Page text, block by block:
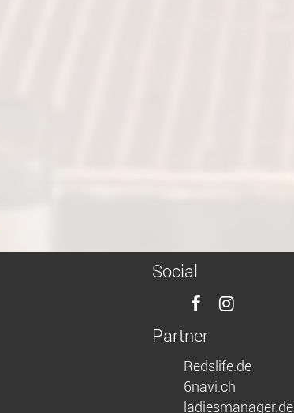
Social
Partner
Redslife.de
6navi.ch
ladiesmanager.de